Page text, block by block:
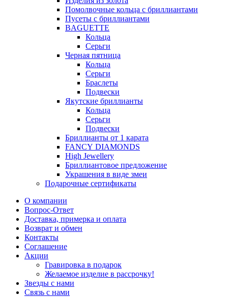
Помолвочные кольца с бриллиантами
Пусеты с бриллиантами
BAGUETTE
Кольца
Серьги
Черная пятница
Кольца
Серьги
Браслеты
Подвески
Якутские бриллианты
Кольца
Серьги
Подвески
Бриллианты от 1 карата
FANCY DIAMONDS
High Jewellery
Бриллиантовое предложение
Украшения в виде змеи
Подарочные сертификаты
О компании
Вопрос-Ответ
Доставка, примерка и оплата
Возврат и обмен
Контакты
Соглашение
Акции
Гравировка в подарок
Желаемое изделие в рассрочку!
Звезды с нами
Связь с нами